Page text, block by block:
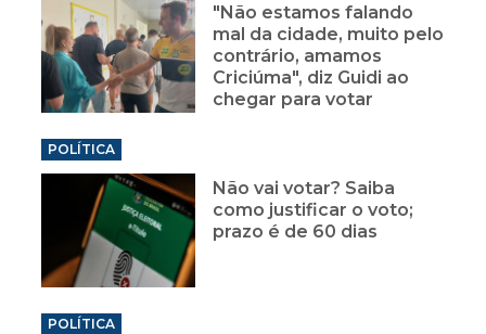
"Não estamos falando
mal da cidade, muito pelo
contrário, amamos
Criciúma", diz Guidi ao
chegar para votar
POLÍTICA
Não vai votar? Saiba
como justificar o voto;
prazo é de 60 dias
POLÍTICA